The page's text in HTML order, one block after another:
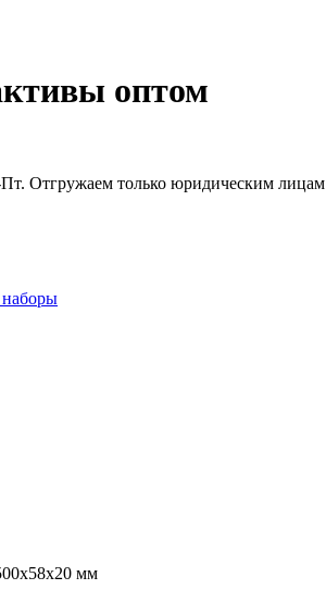
оптом
Отгружаем только юридическим лицам
мм